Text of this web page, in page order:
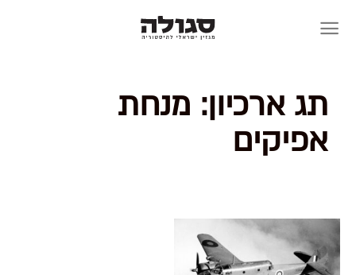
תג ארכיון: מנחת
אפיקים